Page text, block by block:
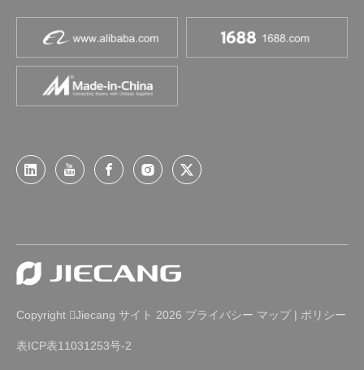
Copyright Jiecang サイト 2026 プライバシー マップ| ポリシー
表ICP表11031253号-2